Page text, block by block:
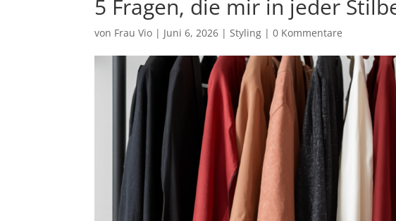
5 Fragen, die mir in jeder
von Frau Vio | Juni 6, 2026 |Styling |0 Kommentare